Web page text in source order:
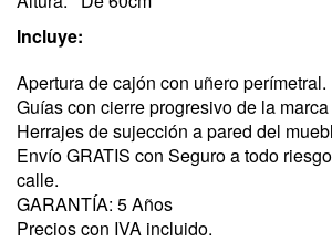
Incluye:
Apertura de cajón con uñero perímetral.
Guías con cierre progresivo de la
Herrajes de sujección a pared del
​Envío GRATIS con Seguro a todo
calle.
​GARANTÍA: 5 Años
Precios con IVA incluido.